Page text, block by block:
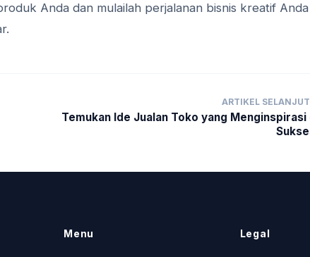
Anda dan mulailah perjalanan bisnis kreatif Anda
ARTIKEL
Temukan Ide Jualan Toko yang Menginspirasi
Menu Legal